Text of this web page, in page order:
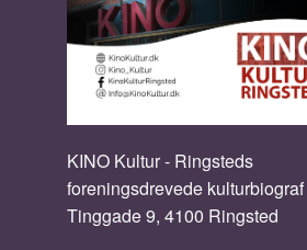
KINO Kultur - Ringsteds
foreningsdrevede kulturbiograf
Tinggade 9, 4100 Ringsted